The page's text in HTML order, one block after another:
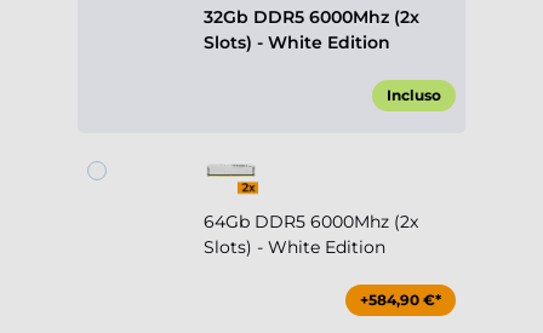
32Gb DDR5 6000Mhz (2x
Slots) - White Edition
Incluso
64Gb DDR5 6000Mhz (2x
Slots) - White Edition
+584,90 €*